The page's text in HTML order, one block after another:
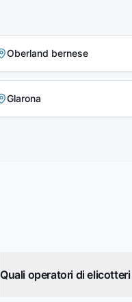
Oberland bernese
Glarona
Quali operatori di